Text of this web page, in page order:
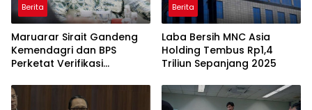
Berita
Maruarar Sirait Gandeng
Kemendagri dan BPS
Perketat Verifikasi
Rumah BSPS
Berita
Laba Bersih MNC Asia
Holding Tembus Rp1,4
Triliun Sepanjang 2025